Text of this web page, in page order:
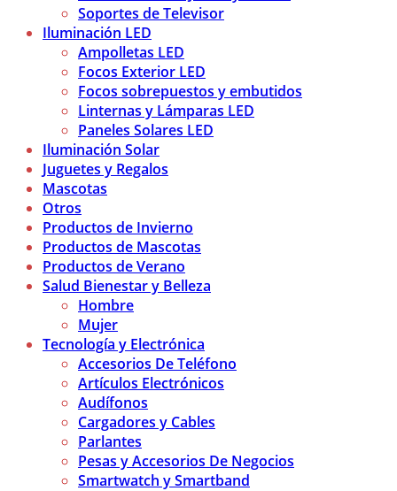
Soportes de Televisor
Iluminación LED
Ampolletas LED
Focos Exterior LED
Focos sobrepuestos y embutidos
Linternas y Lámparas LED
Paneles Solares LED
Iluminación Solar
Juguetes y Regalos
Mascotas
Otros
Productos de Invierno
Productos de Mascotas
Productos de Verano
Salud Bienestar y Belleza
Hombre
Mujer
Tecnología y Electrónica
Accesorios De Teléfono
Artículos Electrónicos
Audífonos
Cargadores y Cables
Parlantes
Pesas y Accesorios De Negocios
Smartwatch y Smartband